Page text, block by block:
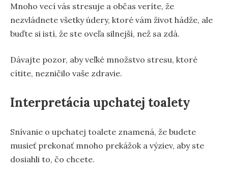
Mnoho vecí vás stresuje a občas veríte, že
nezvládnete všetky údery, ktoré vám život hádže, ale
buďte si istí, že ste oveľa silnejší, než sa zdá.
Dávajte pozor, aby veľké množstvo stresu, ktoré
cítite, nezničilo vaše zdravie.
Interpretácia upchatej toalety
Snívanie o upchatej toalete znamená, že budete
musieť prekonať mnoho prekážok a výziev, aby ste
dosiahli to, čo chcete.